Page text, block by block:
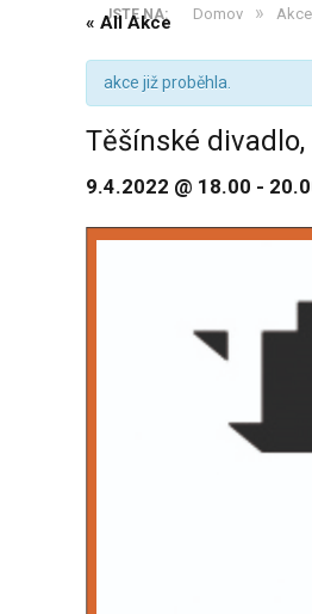
JSTE NA: Domov » Akce
« All Akce
akce již proběhla.
Těšínské
9.4.2022 @ 18.00 -